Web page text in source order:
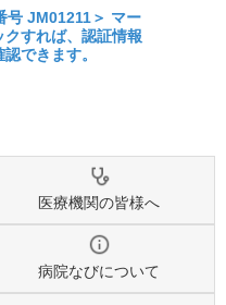
医療機関の皆様へ
病院なびについて